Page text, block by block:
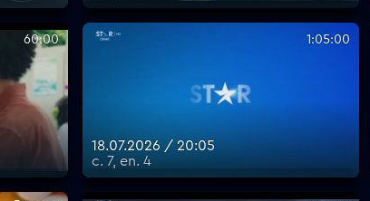
60:00 1:05:00
18.07.2026 / 20:05
с. 7, еп. 4